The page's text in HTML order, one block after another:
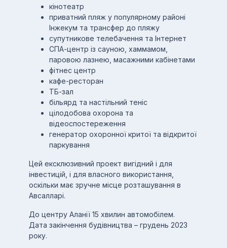
кінотеатр
приватний пляж у популярному районі
Інжекум та трансфер до пляжу
супутникове телебачення та Інтернет
СПА-центр із сауною, хаммамом,
паровою лазнею, масажними кабінетами
фітнес центр
кафе-ресторан
ТБ-зал
більярд та настільний теніс
цілодобова охорона та
відеоспостереження
генератор охоронної критої та відкритої
паркування
Цей ексклюзивний проект вигідний і для
інвестицій, і для власного використання,
оскільки має зручне місце розташування в
Авсалларі.
До центру Аланії 15 хвилин автомобілем.
Дата закінчення будівництва – грудень 2023
року.